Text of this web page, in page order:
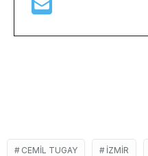
CEMIL TUGAY İZMIR